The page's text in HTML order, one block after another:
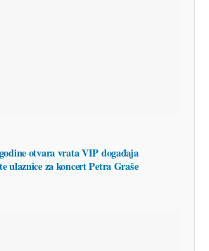
otvara vrata VIP događaja
ulaznice za koncert Petra Graše